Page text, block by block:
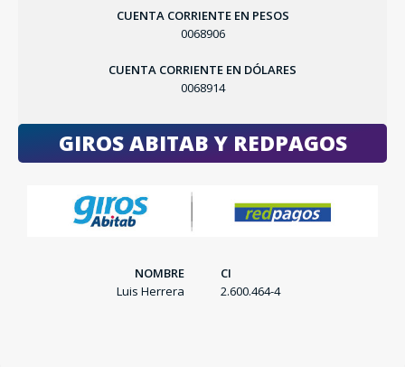
CUENTA CORRIENTE EN PESOS
0068906
CUENTA CORRIENTE EN DÓLARES
0068914
GIROS ABITAB Y REDPAGOS
NOMBRE
Luis Herrera
CI
2.600.464-4